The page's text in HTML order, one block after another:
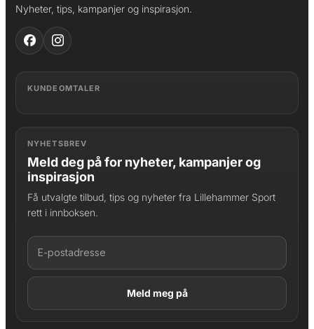
Nyheter, tips, kampanjer og inspirasjon.
KUNDEOMTALER
NYHETSBREV
Meld deg på for nyheter, kampanjer og
inspirasjon
Få utvalgte tilbud, tips og nyheter fra Lillehammer Sport
rett i innboksen.
LAGT I HANDLEKURV
Produktet er lagt til